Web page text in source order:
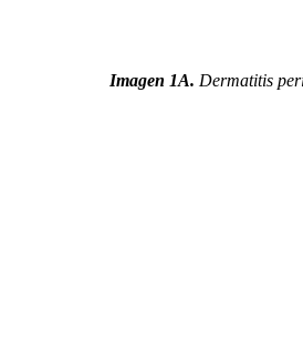
Imagen 1A.Dermatitis